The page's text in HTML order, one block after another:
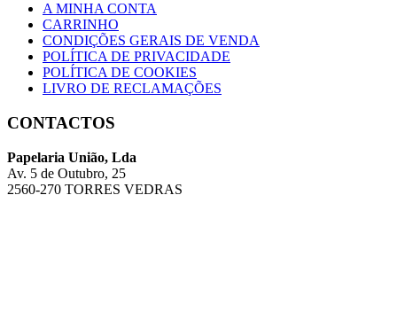
A MINHA CONTA
CARRINHO
CONDIÇÕES GERAIS DE VENDA
POLÍTICA DE PRIVACIDADE
POLÍTICA DE COOKIES
LIVRO DE RECLAMAÇÕES
CONTACTOS
Papelaria União, Lda
Av. 5 de Outubro, 25
2560-270 TORRES VEDRAS